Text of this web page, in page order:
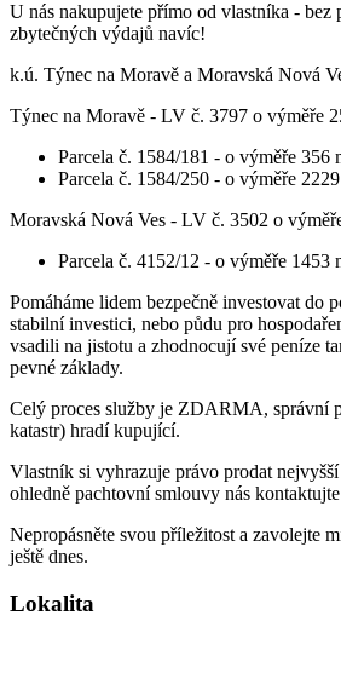
U nás nakupujete přímo od vlastníka - bez
zbytečných výdajů navíc!
k.ú. Týnec na Moravě a Moravská Nová
Týnec na Moravě - LV č. 3797 o výměře
Parcela č. 1584/181 - o výměře 356
Parcela č. 1584/250 - o výměře
Moravská Nová Ves - LV č. 3502 o
Parcela č. 4152/12 - o výměře 1453
Pomáháme lidem bezpečně investovat do
stabilní investici, nebo půdu pro
vsadili na jistotu a zhodnocují své peníze
pevné základy.
Celý proces služby je ZDARMA, správní
katastr) hradí kupující.
Vlastník si vyhrazuje právo prodat
ohledně pachtovní smlouvy nás
Nepropásněte svou příležitost a zavolejte
ještě dnes.
Lokalita